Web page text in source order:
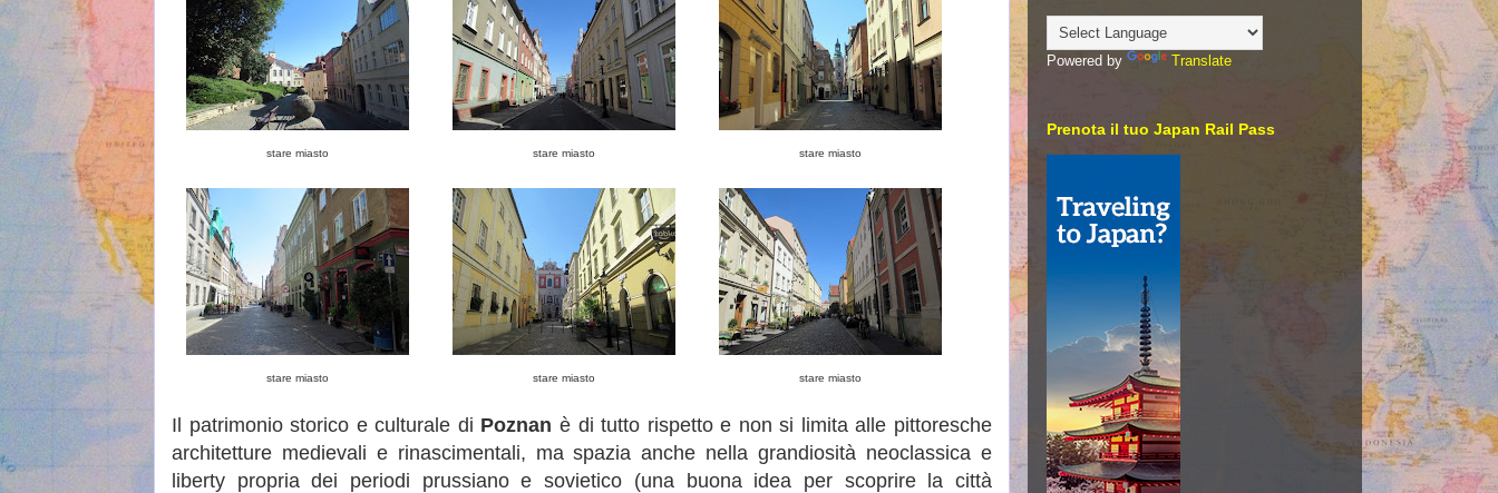
stare miasto stare miasto stare miasto
stare miasto stare miasto stare miasto
Il patrimonio storico e culturale di Poznan è di tutto rispetto e non si limita alle pittoresche
architetture medievali e rinascimentali, ma spazia anche nella grandiosità neoclassica e
liberty propria dei periodi prussiano e sovietico (una buona idea per scoprire la città
Powered by Translate
Prenota il tuo Japan Rail Pass